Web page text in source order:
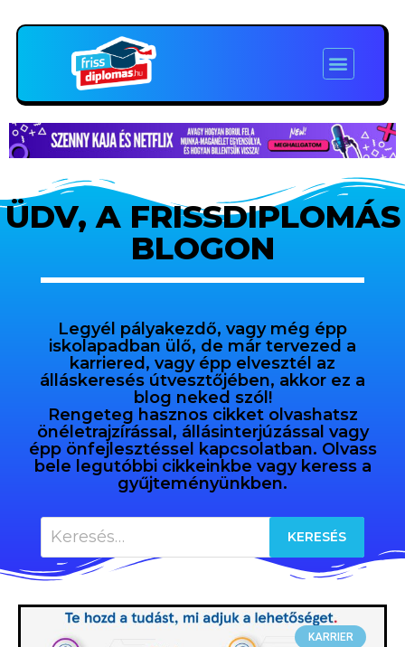
ÜDV, A FRISSDIPLOMÁS
BLOGON
Legyél pályakezdő, vagy még épp
iskolapadban ülő, de már tervezed a
karriered, vagy épp elvesztél az
álláskeresés útvesztőjében, akkor ez a
blog neked szól!
Rengeteg hasznos cikket olvashatsz
önéletrajzírással, állásinterjúzással vagy
épp önfejlesztéssel kapcsolatban. Olvass
bele legutóbbi cikkeinkbe vagy keress a
gyűjteményünkben.
KARRIER